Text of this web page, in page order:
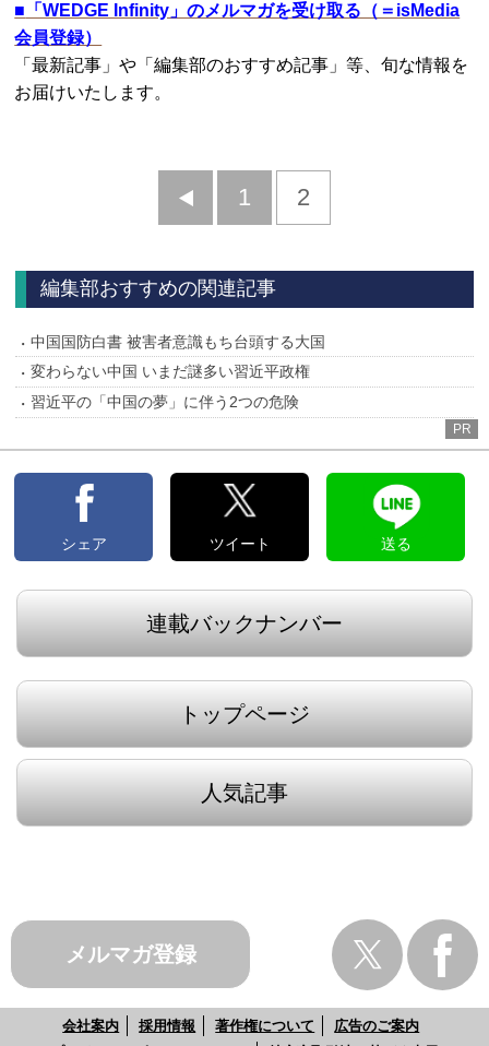
■ 「WEDGE Infinity」のメルマガを受け取る（＝isMedia
会員登録）
「最新記事」や「編集部のおすすめ記事」等、旬な情報を
お届けいたします。
前
1 2
編集部おすすめの関連記事
中国国防白書 被害者意識もち台頭する大国
変わらない中国 いまだ謎多い習近平政権
習近平の「中国の夢」に伴う2つの危険
PR
シェア ツイート 送る
連載バックナンバー
トップページ
人気記事
メルマガ登録
会社案内 採用情報 著作権について
広告のご案内